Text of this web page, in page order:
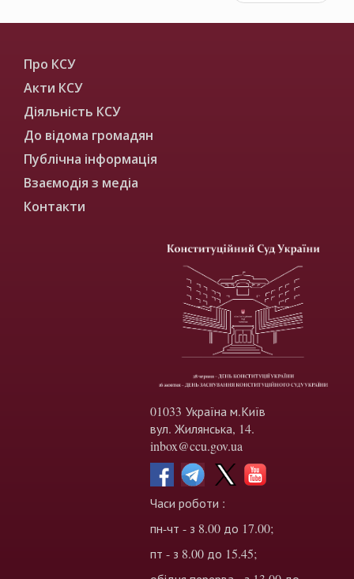
Про КСУ
Акти КСУ
Діяльність КСУ
До відома громадян
Публічна інформація
Взаємодія з медіа
Контакти
01033 Україна м.Київ
вул. Жилянська, 14.
inbox@ccu.gov.ua
Часи роботи :
пн-чт - з 8.00 до 17.00;
пт - з 8.00 до 15.45;